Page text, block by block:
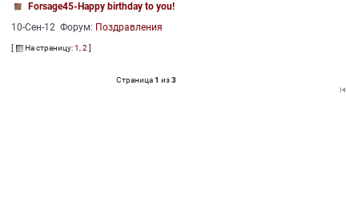
Forsage45-Happy birthday to you!
10-Сен-12 Форум: Поздравления
[ На страницу:1,2]
Страница1 из3
